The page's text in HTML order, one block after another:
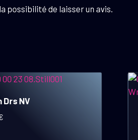
possibilité de laisser un avis.
Drs NV